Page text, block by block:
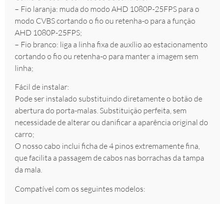
– Fio laranja: muda do modo AHD 1080P-25FPS para o
modo CVBS cortando o fio ou retenha-o para a função
AHD 1080P-25FPS;
– Fio branco: liga a linha fixa de auxílio ao estacionamento
cortando o fio ou retenha-o para manter a imagem sem
linha;
Fácil de instalar:
Pode ser instalado substituindo diretamente o botão de
abertura do porta-malas. Substituição perfeita, sem
necessidade de alterar ou danificar a aparência original do
carro;
O nosso cabo inclui ficha de 4 pinos extremamente fina,
que facilita a passagem de cabos nas borrachas da tampa
da mala.
Compatível com os seguintes modelos: